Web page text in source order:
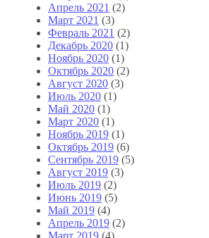
Апрель 2021 (2)
Март 2021 (3)
Февраль 2021 (2)
Декабрь 2020 (1)
Ноябрь 2020 (1)
Октябрь 2020 (2)
Август 2020 (3)
Июль 2020 (1)
Май 2020 (1)
Март 2020 (1)
Ноябрь 2019 (1)
Октябрь 2019 (6)
Сентябрь 2019 (5)
Август 2019 (3)
Июль 2019 (2)
Июнь 2019 (5)
Май 2019 (4)
Апрель 2019 (2)
Март 2019 (4)